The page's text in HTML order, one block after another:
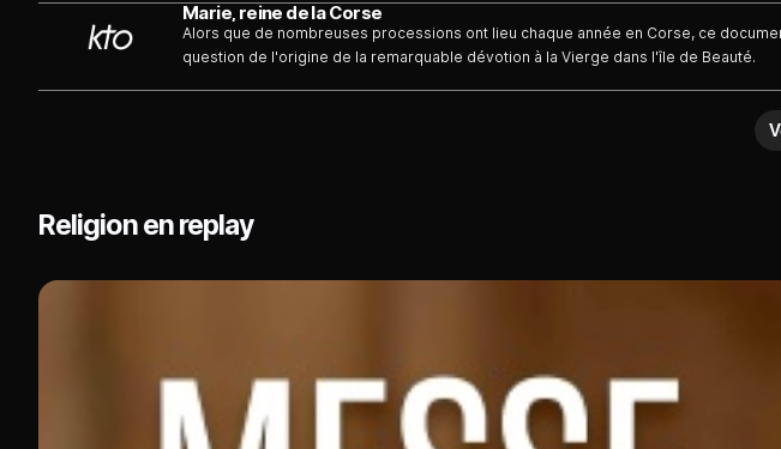
Marie, reine de la Corse
Alors que de nombreuses processions ont lieu chaque année en Corse, ce
question de l'origine de la remarquable dévotion à la Vierge dans l'île de Beauté.
Religion en replay